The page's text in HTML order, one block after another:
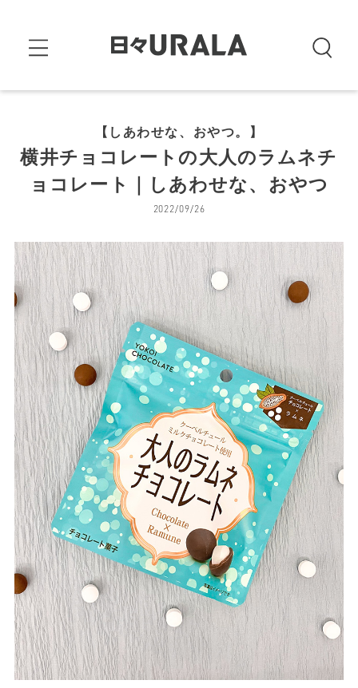
【しあわせな、おやつ。】
横井チョコレートの大人のラムネチ
ョコレート｜しあわせな、おやつ
2022/09/26